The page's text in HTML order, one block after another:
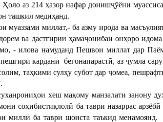
аз 214 ҳазор нафар донишҷӯёни
ташкил медиҳанд.
миллат,- ба азму ирода ва
ва дастгирии ҳамаҷонибаи онҳоро
- илова намуданд Пешвои миллат дар
кардани бегонапарастӣ, аз ҷумла
таҳкими сулҳу субот дар ҷомеа,
хеш мақому манзалати занону
соҳибистиқлолӣ ба таври назаррас
миллӣ ба таври шоиста таъкид